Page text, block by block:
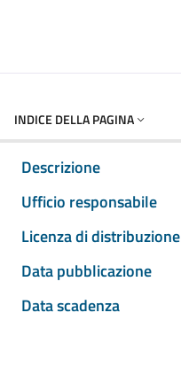
INDICE DELLA PAGINA
Descrizione
Ufficio responsabile
Licenza di distribuzione
Data pubblicazione
Data scadenza